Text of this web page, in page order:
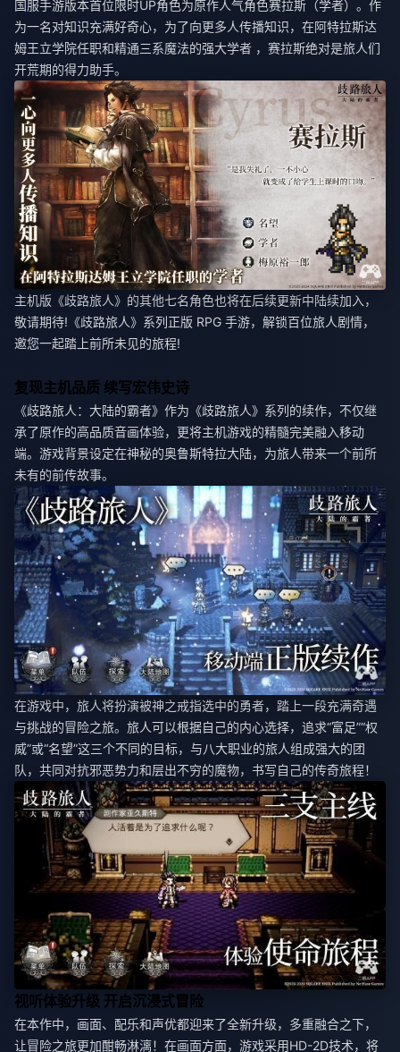
国服手游版本首位限时UP角色为原作人气角色赛拉斯（学者）。作
为一名对知识充满好奇心，为了向更多人传播知识，在阿特拉斯达
姆王立学院任职和精通三系魔法的强大学者 ，赛拉斯绝对是旅人们
开荒期的得力助手。
主机版《歧路旅人》的其他七名角色也将在后续更新中陆续加入，
敬请期待!《歧路旅人》系列正版 RPG 手游，解锁百位旅人剧情，
邀您一起踏上前所未见的旅程!
复现主机品质 续写宏伟史诗
《歧路旅人：大陆的霸者》作为《歧路旅人》系列的续作，不仅继
承了原作的高品质音画体验，更将主机游戏的精髓完美融入移动
端。游戏背景设定在神秘的奥鲁斯特拉大陆，为旅人带来一个前所
未有的前传故事。
在游戏中，旅人将扮演被神之戒指选中的勇者，踏上一段充满奇遇
与挑战的冒险之旅。旅人可以根据自己的内心选择，追求“富足”“权
威”或“名望”这三个不同的目标，与八大职业的旅人组成强大的团
队，共同对抗邪恶势力和层出不穷的魔物，书写自己的传奇旅程！
视听体验升级 开启沉浸式冒险
在本作中，画面、配乐和声优都迎来了全新升级，多重融合之下，
让冒险之旅更加酣畅淋漓！在画面方面，游戏采用HD-2D技术，将